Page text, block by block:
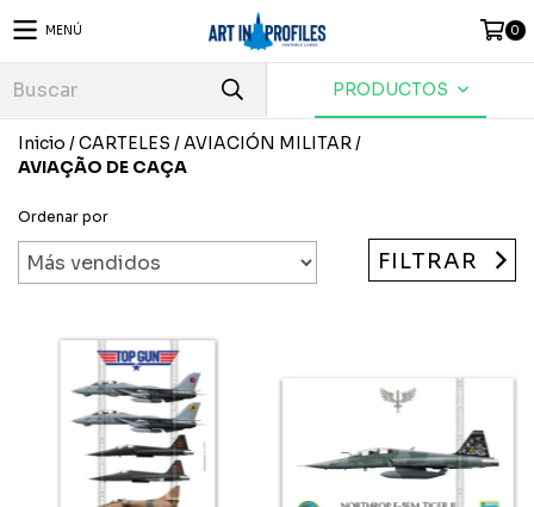
MENÚ 0
PRODUCTOS
Inicio /CARTELES /AVIACIÓN MILITAR/
AVIAÇÃO DE CAÇA
Ordenar por
FILTRAR